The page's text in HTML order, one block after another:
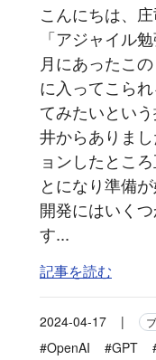
こんにちは、
「アジャイル
月にあったこ
に入ってこら
てみたいとい
井からありま
ョンしたとこ
とになり準備
開発にはいく
す...
記事を読む
2024-04-17 |
#OpenAI
#GPT